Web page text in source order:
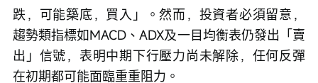
跌，可能築底，買入」。然而，投資者必須留意，
趨勢類指標如MACD、ADX及一目均衡表仍發出「賣
出」信號，表明中期下行壓力尚未解除，任何反彈
在初期都可能面臨重重阻力。